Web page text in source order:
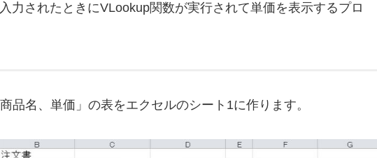
力されたときにVLookup関数が実行されて単価を表示するプロ
品名、単価」の表をエクセルのシート1に作ります。